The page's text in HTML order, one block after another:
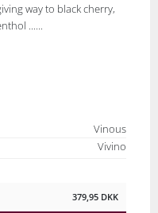
way to black cherry,
......
Vinous
Vivino
379,95 DKK